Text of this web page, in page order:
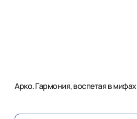
Арко. Гармония, воспетая в мифах